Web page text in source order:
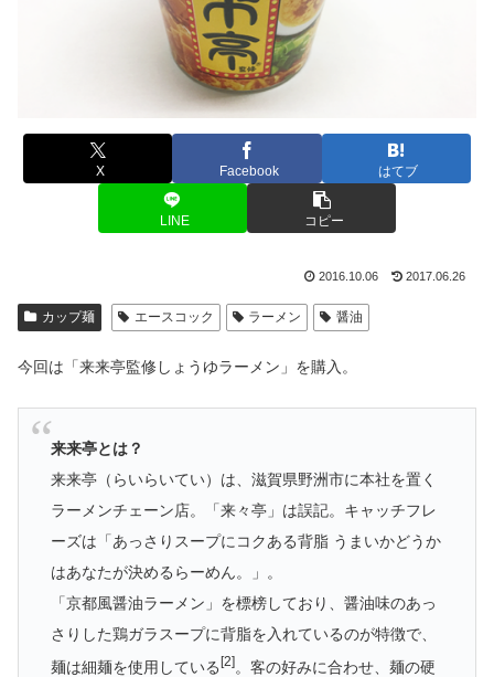
X Facebook はてブ
LINE コピー
2016.10.06 2017.06.26
カップ麺 エースコック ラーメン 醤油
今回は「来来亭監修しょうゆラーメン」を購入。
来来亭とは？
来来亭（らいらいてい）は、滋賀県野洲市に本社を置く
ラーメンチェーン店。「来々亭」は誤記。キャッチフレ
ーズは「あっさりスープにコクある背脂 うまいかどうか
はあなたが決めるらーめん。」。
「京都風醤油ラーメン」を標榜しており、醤油味のあっ
さりした鶏ガラスープに背脂を入れているのが特徴で、
麺は細麺を使用している[2]。客の好みに合わせ、麺の硬